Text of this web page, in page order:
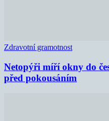
Zdravotní gramotnost
Netopýři míří okny do
před pokousáním